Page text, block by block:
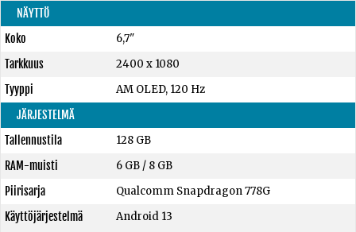
NÄYTTÖ
Koko
6,7"
Tarkkuus
2400 x 1080
Tyyppi
AM OLED, 120 Hz
JÄRJESTELMÄ
Tallennustila
128 GB
RAM-muisti
6 GB/ 8 GB
Piirisarja
Qualcomm Snapdragon 778G
Käyttöjärjestelmä
Android 13